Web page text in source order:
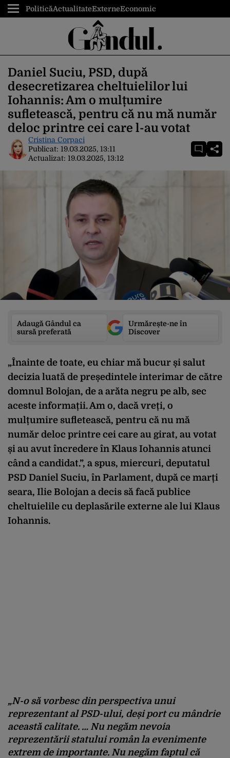
PoliticăActualitateExterneEconomic
Daniel Suciu, PSD, după
desecretizarea cheltuielilor lui
Iohannis: Am o mulțumire
sufletească, pentru că nu mă număr
deloc printre cei care l-au votat
Cristina Corpaci
Publicat: 19.03.2025, 13:11
Actualizat: 19.03.2025, 13:12
Adaugă Gândul ca
sursă preferată
Urmărește-ne în
Discover
„Înainte de toate, eu chiar mă bucur și salut
decizia luată de președintele interimar de către
domnul Bolojan, de a arăta negru pe alb, sec
aceste informații. Am o, dacă vreți, o
mulțumire sufletească, pentru că nu mă
număr deloc printre cei care au girat, au votat
și au avut încredere în Klaus Iohannis atunci
când a candidat.”, a spus, miercuri, deputatul
PSD Daniel Suciu, în Parlament, după ce marți
seara, Ilie Bolojan a decis să facă publice
cheltuielile cu deplasările externe ale lui Klaus
Iohannis.
„N-o să vorbesc din perspectiva unui
reprezentant al PSD-ului, deși port cu mândrie
această calitate. … Nu negăm nevoia
reprezentării statului român la evenimente
extrem de importante. Nu negăm faptul că